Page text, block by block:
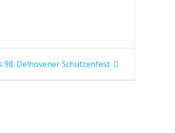
98. Delhovener Schützenfest